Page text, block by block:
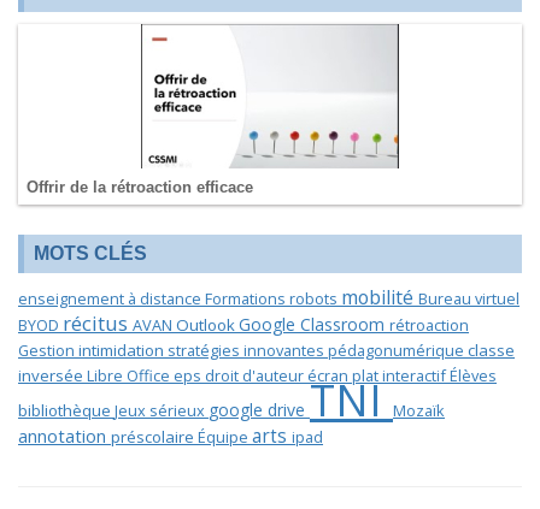
Offrir de la rétroaction efficace
MOTS CLÉS
enseignement à distance Formations robots mobilité Bureau virtuel
BYOD récitus AVAN OutlookGoogle Classroom rétroaction
Gestion intimidation stratégies innovantes pédagonumérique classe
inversée Libre Office eps droit d'auteur écran plat interactifÉlèves
bibliothèque Jeux sérieux google drive TNIMozaïk
annotation préscolaire Équipe arts ipad